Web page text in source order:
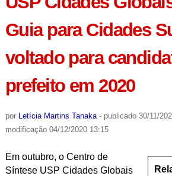
Guia para Cidades
voltado para
prefeito em 2020
por Letícia Martins Tanaka - publicado30/11/
modificação04/12/2020 13:15
Em outubro, o Centro de
Síntese USP Cidades Globais